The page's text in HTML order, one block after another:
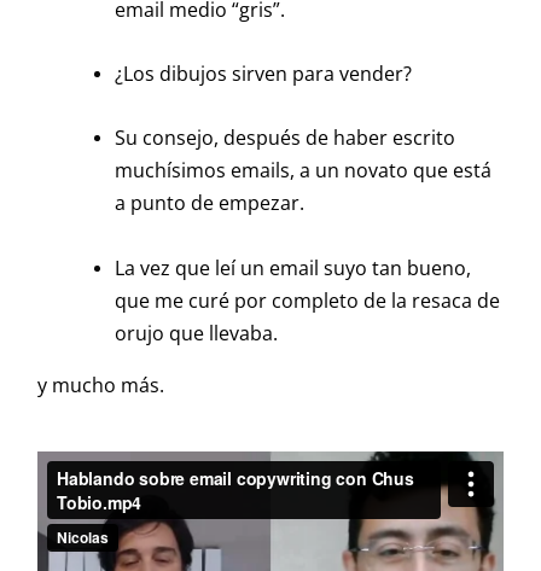
email medio “gris”.
¿Los dibujos sirven para vender?
Su consejo, después de haber escrito
muchísimos emails, a un novato que está
a punto de empezar.
La vez que leí un email suyo tan bueno,
que me curé por completo de la resaca de
orujo que llevaba.
y mucho más.